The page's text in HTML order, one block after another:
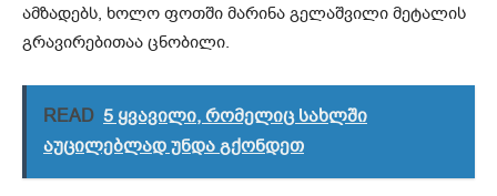
ამზადებს, ხოლო ფოთში მარინა გელაშვილი მეტალის
გრავირებითაა ცნობილი.
READ 5 ყვავილი, რომელიც სახლში
აუცილებლად უნდა გქონდეთ